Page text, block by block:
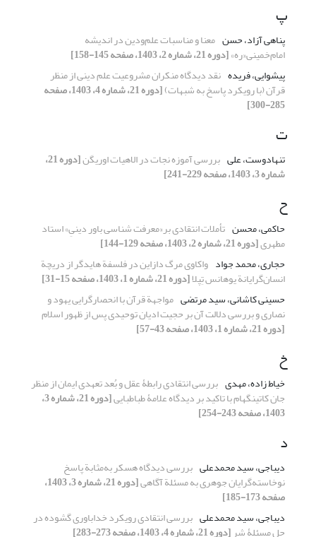
پ
پناهی آزاد، حسن معنا و مناسبات علم‌ودین در اندیشه
امام‌خمینی«ره»[دوره 21، شماره 2، 1403، صفحه 145-158]
پیشوایی، فریده نقد دیدگاه منکران مشروعیت علم دینی از منظر
قرآن (با رویکرد پاسخ به شبهات) [دوره 21، شماره 4، 1403، صفحه
285-300]
ت
تنهادوست، علی بررسی آموزه نجات در الاهیات اوریگن [دوره 21،
شماره 3، 1403، صفحه 229-241]
ح
حاکمی، محسن تأملات انتقادی بر«معرفت شناسی باور دینیِ» استاد
مطهری[دوره 21، شماره 2، 1403، صفحه 129-144]
حجاری، محمد جواد واکاوی مرگ دازاین در فلسفة هایدگر از دریچة
انسان‌گرایانة یوهانس تِپلا[دوره 21، شماره 1، 1403، صفحه 15-31]
حسینی کاشانی، سید مرتضی مواجهة قرآن با انحصارگرایی یهود و
نصاری و بررسی دلالت آن بر حجیت ادیان توحیدی پس از ظهور اسلام
[دوره 21، شماره 1، 1403، صفحه 43-57]
خ
خیاط زاده، مهدی بررسی انتقادی رابطۀ عقل و بُعد تعهدی ایمان از منظر
جان کاتینگهام با تاکید بر دیدگاه علامۀ طباطبایی [دوره 21، شماره 3،
1403، صفحه 243-254]
د
دیباجی، سید محمدعلی بررسی دیدگاه هسکر به‌مثابة پاسخ
نوخاسته‌گرایان جوهری به مسئلة آگاهی [دوره 21، شماره 3، 1403،
صفحه 173-185]
دیباجی، سید محمدعلی بررسی انتقادی رویکرد خداباوری گشوده در
حل مسئلۀ شر [دوره 21، شماره 4، 1403، صفحه 273-283]